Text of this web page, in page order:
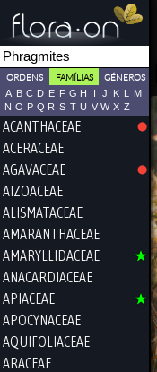
ORDENS FAMÍLIAS GÉNEROS
A B C D E F G H I J K L
M
N O P Q R S T U V W X Z
ACANTHACEAE
ACERACEAE
AGAVACEAE
AIZOACEAE
ALISMATACEAE
AMARANTHACEAE
AMARYLLIDACEAE
ANACARDIACEAE
APIACEAE
APOCYNACEAE
AQUIFOLIACEAE
ARACEAE